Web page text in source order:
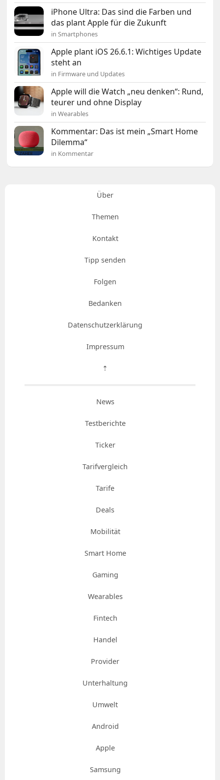
iPhone Ultra: Das sind die Farben und
das plant Apple für die Zukunft
in Smartphones
Apple plant iOS 26.6.1: Wichtiges Update
steht an
in Firmware und Updates
Apple will die Watch „neu denken“: Rund,
teurer und ohne Display
in Wearables
Kommentar: Das ist mein „Smart Home
Dilemma“
in Kommentar
Über
Themen
Kontakt
Tipp senden
Folgen
Bedanken
Datenschutzerklärung
Impressum
⇡
News
Testberichte
Ticker
Tarifvergleich
Tarife
Deals
Mobilität
Smart Home
Gaming
Wearables
Fintech
Handel
Provider
Unterhaltung
Umwelt
Android
Apple
Samsung